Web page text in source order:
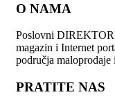
O NAMA
Poslovni
magazin i Internet
područja maloprodaje
PRATITE NAS